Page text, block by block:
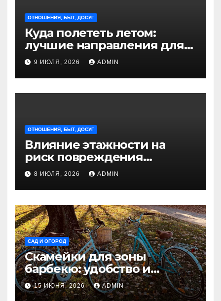
ОТНОШЕНИЯ, БЫТ, ДОСУГ
Куда полететь летом:
лучшие направления для
отдыха из Санкт-
Петербурга
9 ИЮЛЯ, 2026 ADMIN
ОТНОШЕНИЯ, БЫТ, ДОСУГ
Влияние этажности на
риск повреждения
недвижимости
8 ИЮЛЯ, 2026 ADMIN
САД И ОГОРОД
Скамейки для зоны
барбекю: удобство и
безопасность на участке
Madmetal.ru
15 ИЮНЯ, 2026 ADMIN